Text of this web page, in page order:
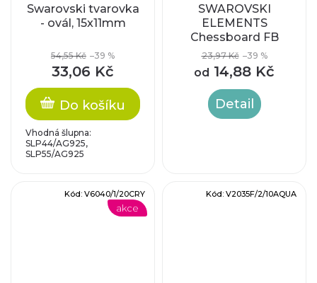
Swarovski tvarovka
- ovál, 15x11mm
54,55 Kč –39 %
33,06 Kč
Do košíku
Vhodná šlupna:
SLP44/AG925,
SLP55/AG925
SWAROVSKI
ELEMENTS
Chessboard FB
23,97 Kč –39 %
od 14,88 Kč
Detail
akce
Kód: V6040/1/20CRY Kód: V2035F/2/10AQUA